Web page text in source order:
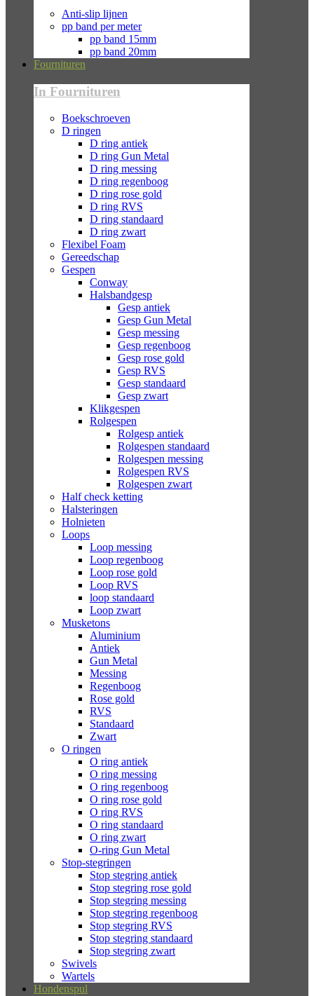
Anti-slip lijnen
pp band per meter
pp band 15mm
pp band 20mm
Fournituren
In Fournituren
Boekschroeven
D ringen
D ring antiek
D ring Gun Metal
D ring messing
D ring regenboog
D ring rose gold
D ring RVS
D ring standaard
D ring zwart
Flexibel Foam
Gereedschap
Gespen
Conway
Halsbandgesp
Gesp antiek
Gesp Gun Metal
Gesp messing
Gesp regenboog
Gesp rose gold
Gesp RVS
Gesp standaard
Gesp zwart
Klikgespen
Rolgespen
Rolgesp antiek
Rolgespen standaard
Rolgespen messing
Rolgespen RVS
Rolgespen zwart
Half check ketting
Halsteringen
Holnieten
Loops
Loop messing
Loop regenboog
Loop rose gold
Loop RVS
loop standaard
Loop zwart
Musketons
Aluminium
Antiek
Gun Metal
Messing
Regenboog
Rose gold
RVS
Standaard
Zwart
O ringen
O ring antiek
O ring messing
O ring regenboog
O ring rose gold
O ring RVS
O ring standaard
O ring zwart
O-ring Gun Metal
Stop-stegringen
Stop stegring antiek
Stop stegring rose gold
Stop stegring messing
Stop stegring regenboog
Stop stegring RVS
Stop stegring standaard
Stop stegring zwart
Swivels
Wartels
Hondenspul